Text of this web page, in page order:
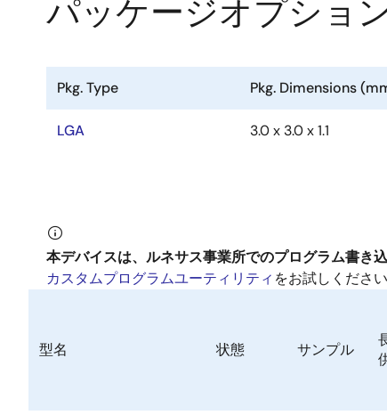
パッケージオプショ
Pkg. Type Pkg. Dimensions
LGA 3.0 x 3.0 x 1.1
本デバイスは、ルネサス事業所でのプログラム書き込
カスタムプログラムユーティリティ をお試しください
型名 状態 サンプル